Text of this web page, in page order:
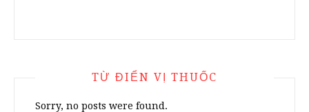
TỪ ĐIỂN VỊ THUỐC
Sorry, no posts were found.